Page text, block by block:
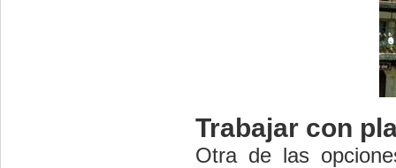
Trabajar con
Otra de las